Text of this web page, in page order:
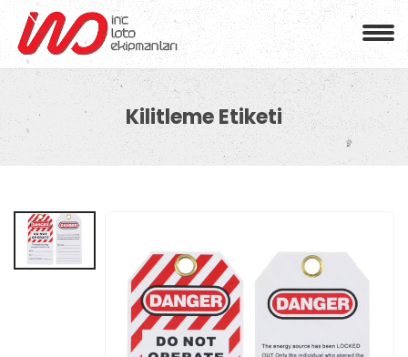
Kilitleme Etiketi